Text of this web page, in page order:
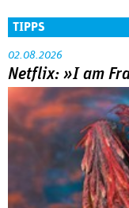
TIPPS
02.08.2026
Netflix: »I am